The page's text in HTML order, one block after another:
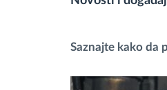
Saznajte kako da